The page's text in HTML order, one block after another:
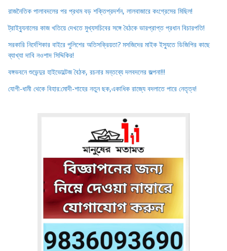
রাজনৈতিক পালাবদলের পর প্রথম বড় শক্তিপ্রদর্শন, লালবাজারে কংগ্রেসের মিছিল!
ট্রাইব্যুনালের কাজ খতিয়ে দেখতে মুখ্যসচিবের সঙ্গে বৈঠকে ভারপ্রাপ্ত প্রধান বিচারপতি!
সরকারি নির্দেশিকার বাইরে পুলিশের অতিসক্রিয়তা? মসজিদের মাইক ইস্যুতে ডিজিপির কাছে
ব্যাখ্যা দাবি নওশাদ সিদ্দিকির!
বঙ্গভবনে শুভেন্দুর হাইভোল্টেজ বৈঠক, রচনার মন্তব্যে দলবদলের জল্পনা!!!
যোগী-ধামী থেকে বিহার:মোদী-শাহের নতুন ছক,একাধিক রাজ্যে বদলাতে পারে নেতৃত্ব!